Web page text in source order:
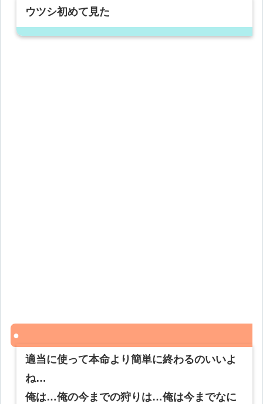
ウツシ初めて見た
適当に使って本命より簡単に終わるのいいよ
ね…
俺は…俺の今までの狩りは…俺は今までなに